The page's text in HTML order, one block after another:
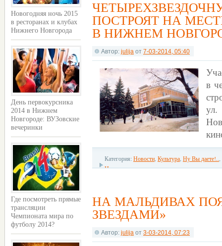
Новогодняя ночь 2015
в ресторанах и клубах
Нижнего Новгорода
День первокурсника
2014 в Нижнем
Новгороде: ВУЗовские
вечеринки
Где посмотреть прямые
трансляции
Чемпионата мира по
футболу 2014?
ПОСТРОЯТ НА
В НИЖНЕМ
Автор: julija от 7-03-2014, 05:40
в
Категория: Новости, Культура, Ну Вы даете!..,
Новгород
НА МАЛЬДИВАХ
ЗВЕЗДАМИ»
Автор: julija от 3-03-2014, 07:23